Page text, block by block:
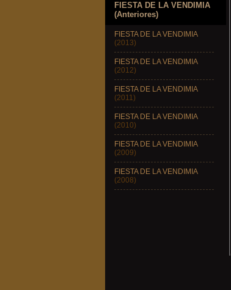
FIESTA DE LA VENDIMIA
(Anteriores)
FIESTA DE LA VENDIMIA
(2013)
FIESTA DE LA VENDIMIA
(2012)
FIESTA DE LA VENDIMIA
(2011)
FIESTA DE LA VENDIMIA
(2010)
FIESTA DE LA VENDIMIA
(2009)
FIESTA DE LA VENDIMIA
(2008)